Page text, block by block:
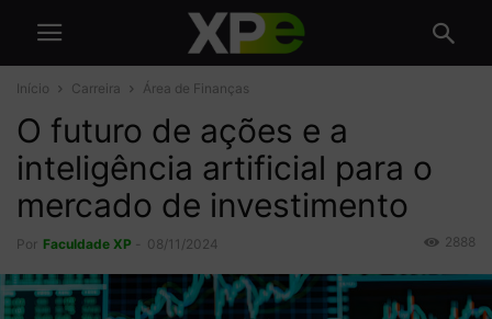
Início Carreira Área de Finanças
O futuro de ações e a
inteligência artificial para o
mercado de investimento
Por Faculdade XP 08/11/2024 2888